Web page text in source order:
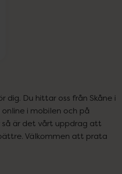
dig. Du hittar oss från Skåne i
i mobilen och på
är det vårt uppdrag att
Välkommen att prata